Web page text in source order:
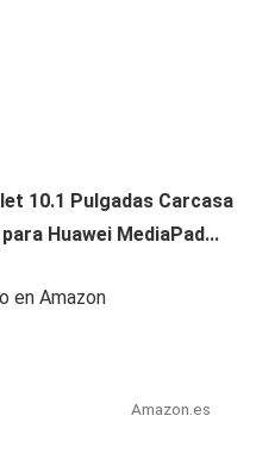
10.1 Pulgadas Carcasa
Huawei MediaPad...
en Amazon
Amazon.es